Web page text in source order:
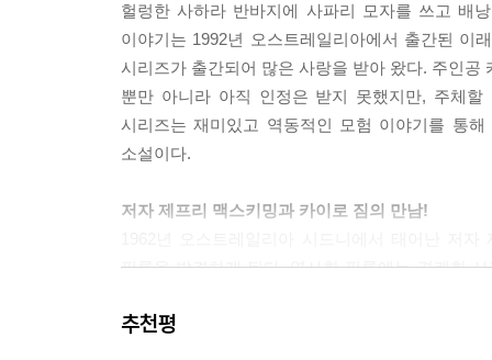
헐렁한 사하라 반바지에 사파리 모자를 쓰고 배
이야기는 1992년 오스트레일리아에서 출간된 이
시리즈가 출간되어 많은 사랑을 받아 왔다. 주인
뿐만 아니라 아직 인정은 받지 못했지만, 주체
시리즈는 재미있고 역동적인 모험 이야기를 통
소설이다.
저자 제프리 맥스키밍과 카이로 짐의 만남!
필름을 발견하게 된다. 영사한 필름에는 경쾌한
고대 유적지를 돌아다니며 모험을 했고, 그 모험
추천평